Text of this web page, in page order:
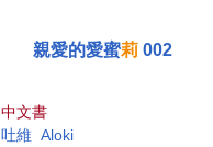
親愛的愛蜜莉 002
中文書
吐維 Aloki